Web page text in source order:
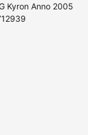
Kyron Anno 2005